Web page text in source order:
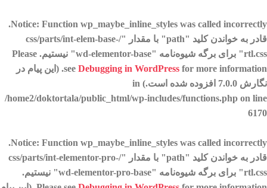
Notice: Function wp_maybe_inline_styles was called incorrectly
.
قادر به خواندن کلید "path" با مقدار "/css/parts/int-elem-base-
rtl.css" برای برگه شیوه‌نامه "wd-elementor-base" نیستیم. Please
see Debugging in WordPress
for more information. (این پیام در
نگارش 7.0.0 افزوده شده است.) in
/home2/doktortala/public_html/wp-includes/functions.php on line
6170
Notice: Function wp_maybe_inline_styles was called incorrectly
.
قادر به خواندن کلید "path" با مقدار "/css/parts/int-elementor-pro-
rtl.css" برای برگه شیوه‌نامه "wd-elementor-pro-base" نیستیم.